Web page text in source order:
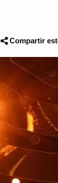
Compartir